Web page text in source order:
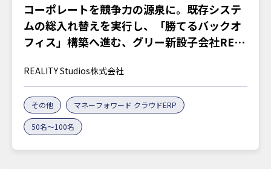
コーポレートを競争力の源泉に。既存システ
ムの総入れ替えを実行し、「勝てるバックオ
フィス」構築へ進む、グリー新設子会社REA
REALITY Studios株式会社
その他 マネーフォワード クラウドERP
50名～100名